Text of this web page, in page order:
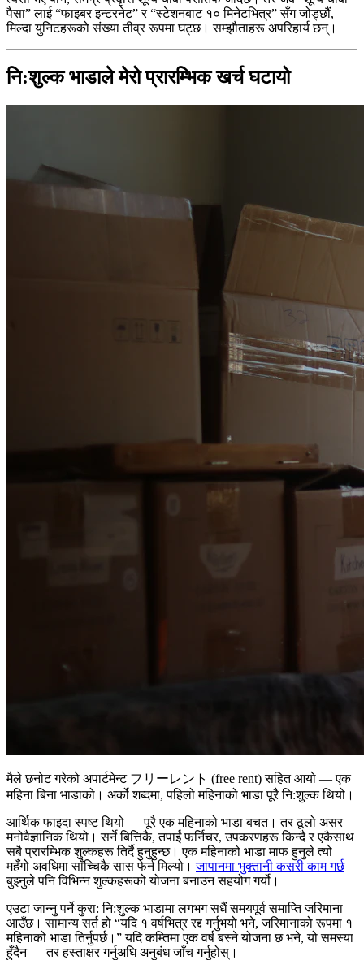
पैसा” लाई “फाइबर इन्टरनेट” र “स्टेशनबाट १० मिनेटभित्र” सँग जोड्छौं,
मिल्दा युनिटहरूको संख्या तीव्र रूपमा घट्छ। सम्झौताहरू अपरिहार्य छन्।
नि:शुल्क भाडाले मेरो प्रारम्भिक खर्च घटायो
मैले छनोट गरेको अपार्टमेन्ट フリーレント (free rent) सहित आयो — एक
महिना बिना भाडाको। अर्को शब्दमा, पहिलो महिनाको भाडा पूरै नि:शुल्क थियो।
आर्थिक फाइदा स्पष्ट थियो — पूरै एक महिनाको भाडा बचत। तर ठूलो असर
मनोवैज्ञानिक थियो। सर्ने बित्तिकै, तपाईं फर्निचर, उपकरणहरू किन्दै र एकैसाथ
सबै प्रारम्भिक शुल्कहरू तिर्दै हुनुहुन्छ। एक महिनाको भाडा माफ हुनुले त्यो
महँगो अवधिमा साँच्चिकै सास फेर्न मिल्यो।जापानमा भुक्तानी कसरी काम गर्छ
बुझ्नुले पनि विभिन्न शुल्कहरूको योजना बनाउन सहयोग गर्यो।
एउटा जान्नु पर्ने कुरा: नि:शुल्क भाडामा लगभग सधैं समयपूर्व समाप्ति जरिमाना
आउँछ। सामान्य सर्त हो “यदि १ वर्षभित्र रद्द गर्नुभयो भने, जरिमानाको रूपमा १
महिनाको भाडा तिर्नुपर्छ।” यदि कम्तिमा एक वर्ष बस्ने योजना छ भने, यो समस्या
हुँदैन — तर हस्ताक्षर गर्नुअघि अनुबंध जाँच गर्नुहोस्।